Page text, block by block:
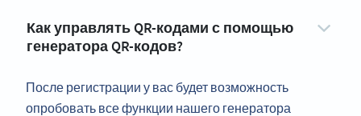
Как управлять QR-кодами с помощью
генератора QR-кодов?
После регистрации у вас будет возможность
опробовать все функции нашего генератора